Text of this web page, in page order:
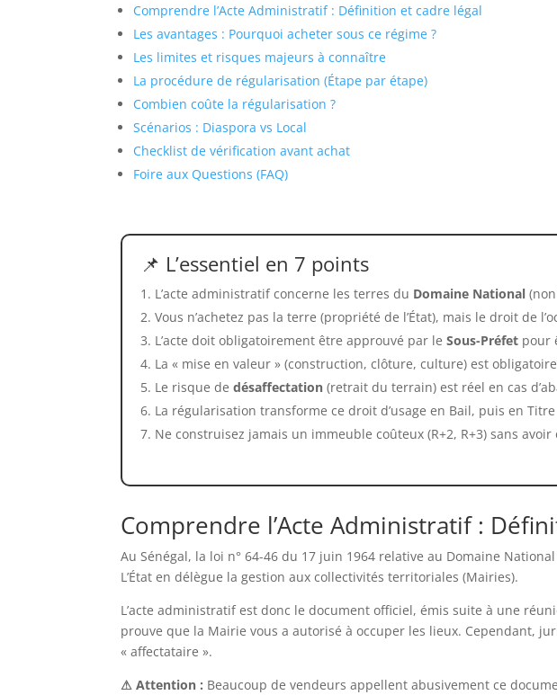
Comprendre l’Acte Administratif : Définition et cadre légal
Les avantages : Pourquoi acheter sous ce régime ?
Les limites et risques majeurs à connaître
La procédure de régularisation (Étape par étape)
Combien coûte la régularisation ?
Scénarios : Diaspora vs Local
Checklist de vérification avant achat
Foire aux Questions (FAQ)
📌 L’essentiel en 7 points
L’acte administratif concerne les terres du Domaine National
Vous n’achetez pas la terre (propriété de l’État), mais le droit de
L’acte doit obligatoirement être approuvé par leSous-Préfet pour
La « mise en valeur » (construction, clôture, culture) est
Le risque dedésaffectation (retrait du terrain) est réel en cas
La régularisation transforme ce droit d’usage en Bail, puis en
Ne construisez jamais un immeuble coûteux (R+2, R+3) sans
Comprendre l’Acte Administratif :
Au Sénégal, la loi n° 64-46 du 17 juin 1964 relative au Domaine
L’État en délègue la gestion aux collectivités territoriales (Mairies).
L’acte administratif est donc le document officiel, émis suite à une
prouve que la Mairie vous a autorisé à occuper les lieux. Cependant,
« affectataire ».
⚠ Attention : Beaucoup de vendeurs appellent abusivement ce